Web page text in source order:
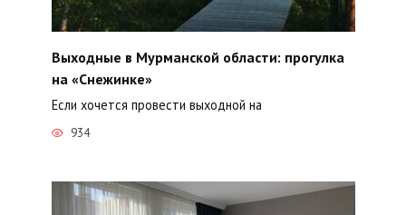
Выходные в Мурманской области: прогулка
на «Снежинке»
Если хочется провести выходной на
934